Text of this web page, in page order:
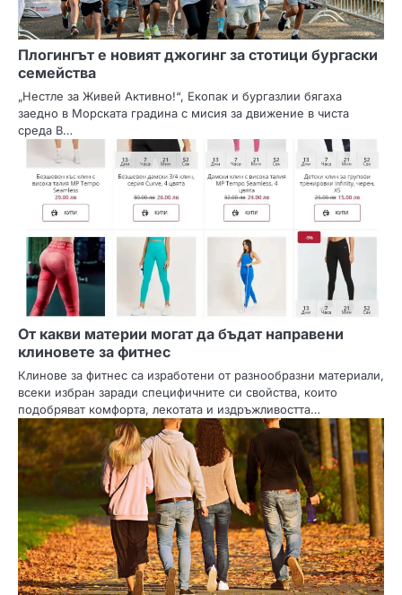
Плогингът е новият джогинг за стотици бургаски
семейства
„Нестле за Живей Активно!“, Екопак и бургазлии бягаха
заедно в Морската градина с мисия за движение в чиста
среда В…
От какви материи могат да бъдат направени
клиновете за фитнес
Клинове за фитнес са изработени от разнообразни материали,
всеки избран заради специфичните си свойства, които
подобряват комфорта, лекотата и издръжливостта…